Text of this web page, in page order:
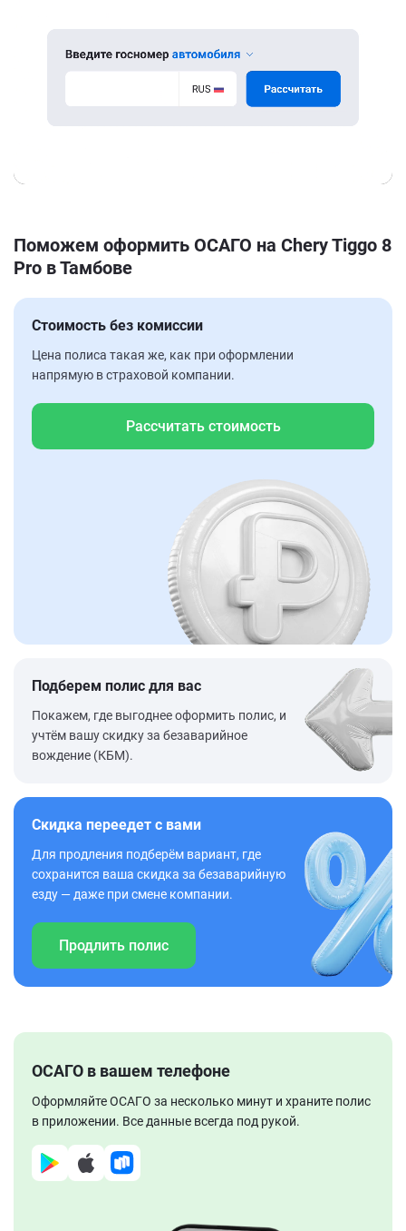
Поможем оформить ОСАГО на Chery Tiggo 8
Pro в Тамбове
Стоимость без комиссии
Цена полиса такая же, как при оформлении
напрямую в страховой компании.
Рассчитать стоимость
Подберем полис для вас
Покажем, где выгоднее оформить полис, и
учтём вашу скидку за безаварийное
вождение (КБМ).
Скидка переедет с вами
Для продления подберём вариант, где
сохранится ваша скидка за безаварийную
езду — даже при смене компании.
Продлить полис
ОСАГО в вашем телефоне
Оформляйте ОСАГО за несколько минут и храните полис
в приложении. Все данные всегда под рукой.